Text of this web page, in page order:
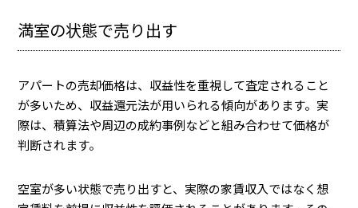
満室の状態で売り出す
アパートの売却価格は、収益性を重視して査定されること
が多いため、収益還元法が用いられる傾向があります。実
際は、積算法や周辺の成約事例などと組み合わせて価格が
判断されます。
空室が多い状態で売り出すと、実際の家賃収入ではなく想